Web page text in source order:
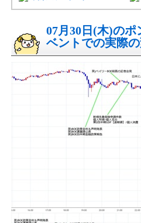
07月30日(木)の
ベントでの実際